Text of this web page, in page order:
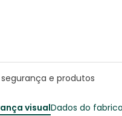
e produtos
visualDados do